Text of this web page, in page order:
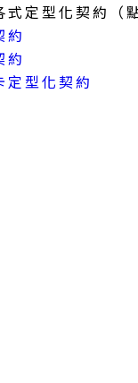
定型化契約（
約
約
定型化契約